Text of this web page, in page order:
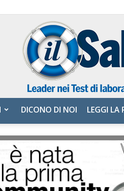
DICONO DI NOI LEGGI LA